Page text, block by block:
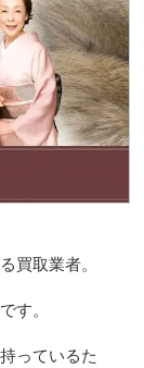
買取業者。
す。
っているた